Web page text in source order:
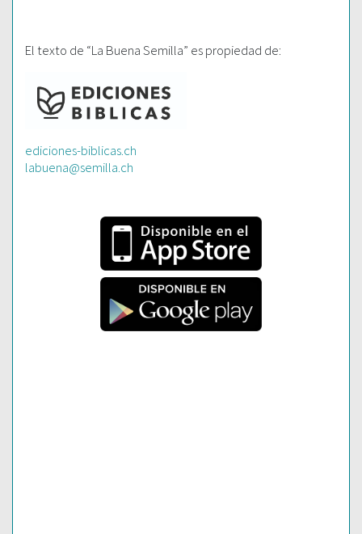
El texto de “La Buena Semilla” es propiedad de:
ediciones-biblicas.ch
labuena@semilla.ch